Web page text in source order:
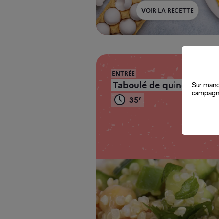
VOIR LA RECETTE
ENTRÉE
Taboulé de quinoa
35’
Sur